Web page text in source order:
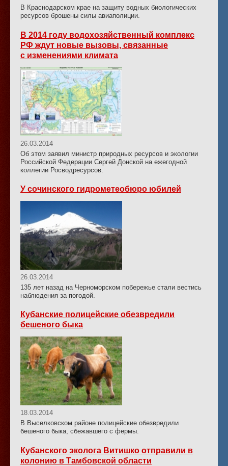
В Краснодарском крае на защиту водных биологических
ресурсов брошены силы авиаполиции.
В 2014 году водохозяйственный комплекс
РФ ждут новые вызовы, связанные
с изменениями климата
26.03.2014
Об этом заявил министр природных ресурсов и экологии
Российской Федерации Сергей Донской на ежегодной
коллегии Росводресурсов.
У сочинского гидрометеобюро юбилей
26.03.2014
135 лет назад на Черноморском побережье стали вестись
наблюдения за погодой.
Кубанские полицейские обезвредили
бешеного быка
18.03.2014
В Выселковском районе полицейские обезвредили
бешеного быка, сбежавшего с фермы.
Кубанского эколога Витишко отправили в
колонию в Тамбовской области